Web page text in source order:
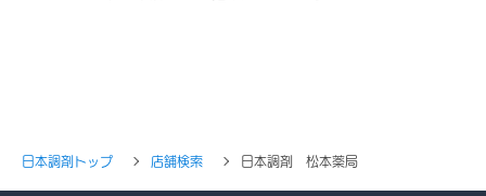
日本調剤トップ 店舗検索 日本調剤 松本薬局